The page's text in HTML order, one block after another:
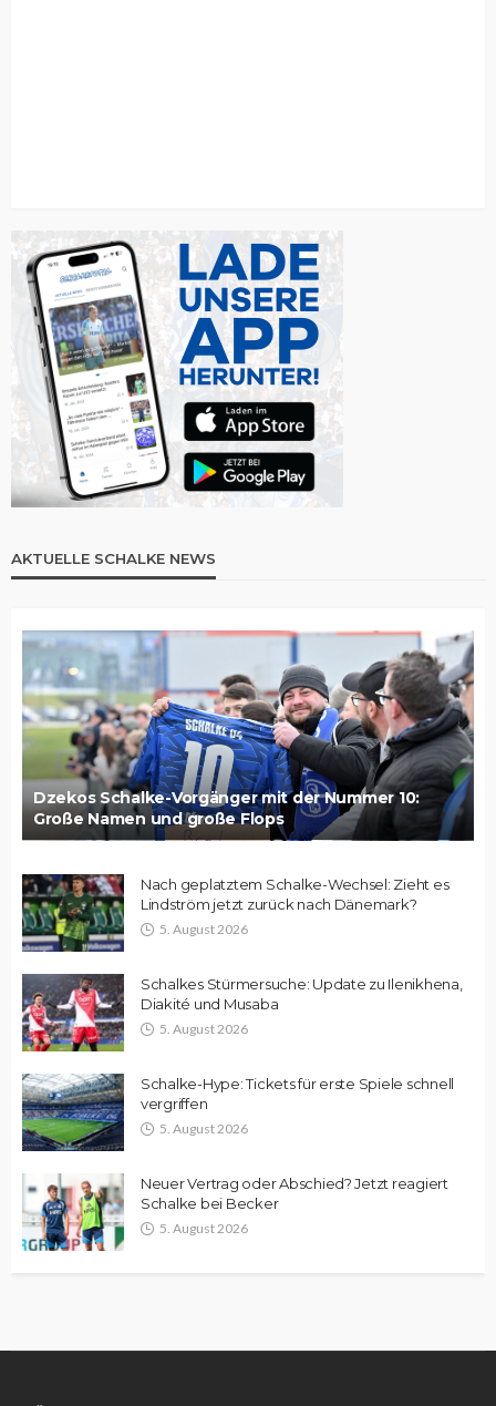
AKTUELLE SCHALKE NEWS
Dzekos Schalke-Vorgänger mit der Nummer 10:
Große Namen und große Flops
Nach geplatztem Schalke-Wechsel: Zieht es
Lindström jetzt zurück nach Dänemark?
5. August 2026
Schalkes Stürmersuche: Update zu Ilenikhena,
Diakité und Musaba
5. August 2026
Schalke-Hype: Tickets für erste Spiele schnell
vergriffen
5. August 2026
Neuer Vertrag oder Abschied? Jetzt reagiert
Schalke bei Becker
5. August 2026